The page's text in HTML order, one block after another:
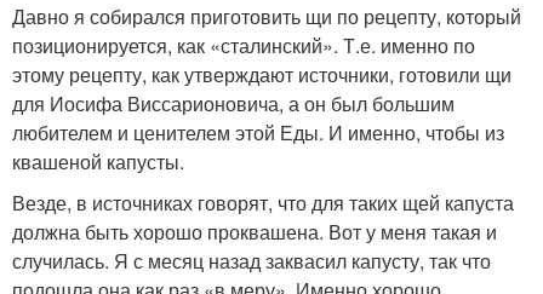
Давно я собирался приготовить щи по рецепту, который
позиционируется, как «сталинский». Т.е. именно по
этому рецепту, как утверждают источники, готовили щи
для Иосифа Виссарионовича, а он был большим
любителем и ценителем этой Еды. И именно, чтобы из
квашеной капусты.
Везде, в источниках говорят, что для таких щей капуста
должна быть хорошо проквашена. Вот у меня такая и
случилась. Я с месяц назад заквасил капусту, так что